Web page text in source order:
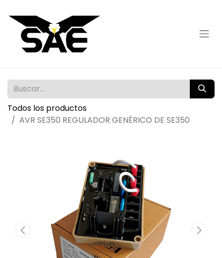
Todos los productos
AVR SE350 REGULADOR GENÉRICO DE SE350